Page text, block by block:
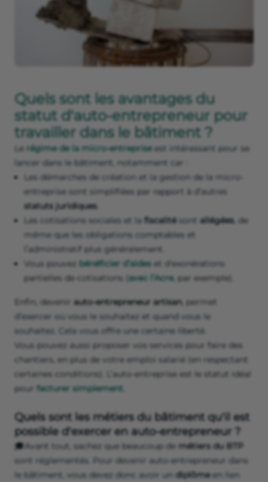
Quels sont les avantages du
statut d'auto-entrepreneur pour
travailler dans le bâtiment ?
Le régime de la micro-entrepriseest intéressant pour se
lancer dans le bâtiment, notamment car :
Les démarches de création et la gestion de la micro-
entreprise sont simplifiées par rapport à d’autres
statuts juridiques.
Les cotisations sociales et la fiscalitésont allégées, de
même que les obligations comptables et
l’administratif plus généralement.
Vous pouvez bénéficier d’aides et d'exonérations
partielles de cotisations ( avec l’Acre, par exemple).
Enfin, devenir auto-entrepreneur artisan, permet
d’exercer où vous le souhaitez et quand vous le
souhaitez. Cela vous offre une certaine liberté.
Vous pouvez aussi proposer vos services pour faire des
chantiers, en plus de votre emploi salarié (en respectant
certaines conditions). L’auto-entreprise est le statut idéal
pour facturer simplement
Quels sont les métiers du bâtiment qu'il est
possible d'exercer en auto-entrepreneur ?
🎓Avant tout, sachez que beaucoup de métiers du BTP
sont réglementés. Pour devenir auto-entrepreneur dans
le bâtiment, vous devez donc avoir un diplômeen lien